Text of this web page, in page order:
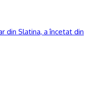
din Slatina, a încetat din